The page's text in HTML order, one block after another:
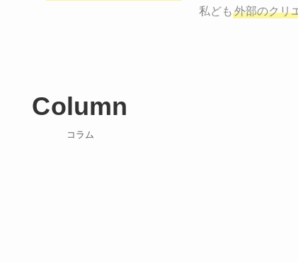
お客様のサービスを適した場所へ届けるために、適切な方
私ども 外部のクリ
Column
コラム